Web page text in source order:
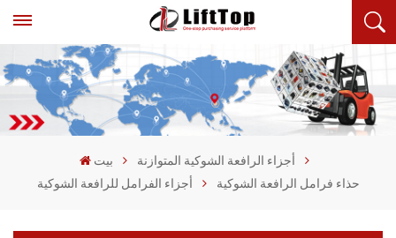
بيت
أجزاء الرافعة الشوكية المتوازنة
أجزاء الفرامل للرافعة الشوكية
حذاء فرامل الرافعة الشوكية